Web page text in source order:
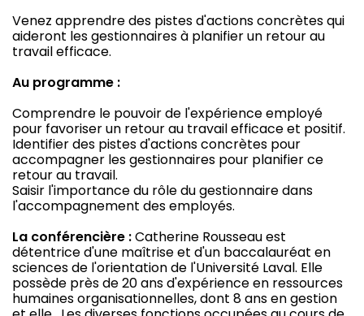
Venez apprendre des pistes d'actions concrètes qui
aideront les gestionnaires à planifier un retour au
travail efficace.
Au programme :
Comprendre le pouvoir de l'expérience employé
pour favoriser un retour au travail efficace et positif.
Identifier des pistes d'actions concrètes pour
accompagner les gestionnaires pour planifier ce
retour au travail.
Saisir l'importance du rôle du gestionnaire dans
l'accompagnement des employés.
La conférencière :Catherine Rousseau est
détentrice d'une maîtrise et d'un baccalauréat en
sciences de l'orientation de l'Université Laval. Elle
possède près de 20 ans d'expérience en ressources
humaines organisationnelles, dont 8 ans en gestion